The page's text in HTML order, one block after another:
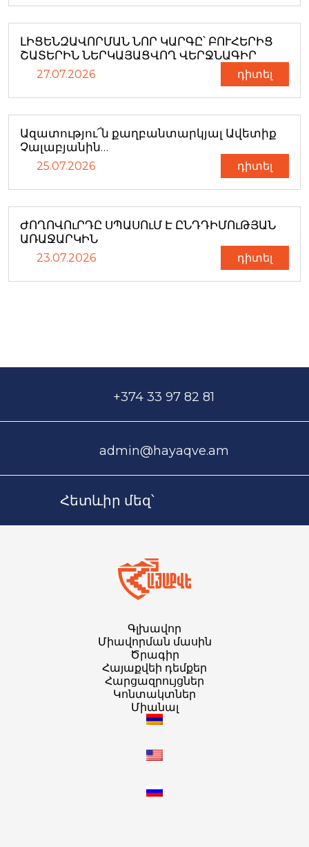
ԼԻՑԵՆԶԱՎՈՐՄԱՆ ՆՈՐ ԿԱՐԳԸ՝ ԲՈՒՀԵՐԻՑ
ՇԱՏԵՐԻՆ ՆԵՐԿԱՅԱՑՎՈՂ ՎԵՐՋՆԱԳԻՐ
27.07.2026 դիտել
Ազատությու՜ն քաղբանտարկյալ Ավետիք
Չալաբյանին…
25.07.2026 դիտել
ԺՈՂՈՎՈւՐԴԸ ՍՊԱՍՈւՄ Է ԸՆԴԴԻՄՈւԹՅԱՆ
ԱՌԱՋԱՐԿԻՆ
23.07.2026 դիտել
+374 33 97 82 81
admin@hayaqve.am
Հետևիր մեզ՝
Գլխավոր
Միավորման մասին
Ծրագիր
Հայաքվեի դեմքեր
Հարցազրույցներ
Կոնտակտներ
Միանալ